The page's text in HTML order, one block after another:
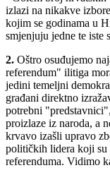
izlazi na nikakve
kojim se godinama u
smjenjuju jedne te iste
2. Oštro osuđujemo
referendum" ilitiga
jedini temeljni
građani direktno
potrebni
proizlaze iz naroda, a
krvavo izašli upravo
političkih lidera koji su
referenduma. Vidimo